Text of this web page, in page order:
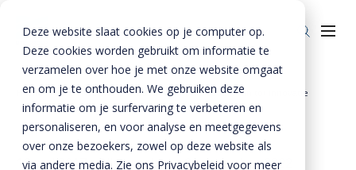
Deze website slaat cookies op je computer op.
Deze cookies worden gebruikt om informatie te
verzamelen over hoe je met onze website omgaat
en om je te onthouden. We gebruiken deze
informatie om je surfervaring te verbeteren en
personaliseren, en voor analyse en meetgegevens
over onze bezoekers, zowel op deze website als
via andere media. Zie ons Privacybeleid voor meer
Over ons
Over ons
Veiligheid
Home » BTE - Nieuws & Media » Ambitie spoort aan tot innovatie
16 mei 2017- Bijgewerkt op21 december 2022